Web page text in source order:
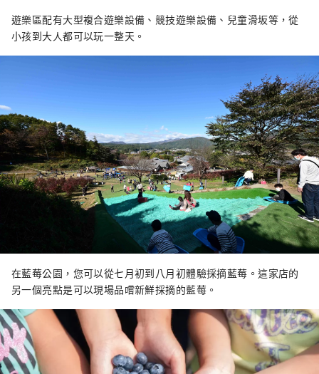
遊樂區配有大型複合遊樂設備、競技遊樂設備、兒童滑坂等，從
小孩到大人都可以玩一整天。
在藍莓公園，您可以從七月初到八月初體驗採摘藍莓。這家店的
另一個亮點是可以現場品嚐新鮮採摘的藍莓。